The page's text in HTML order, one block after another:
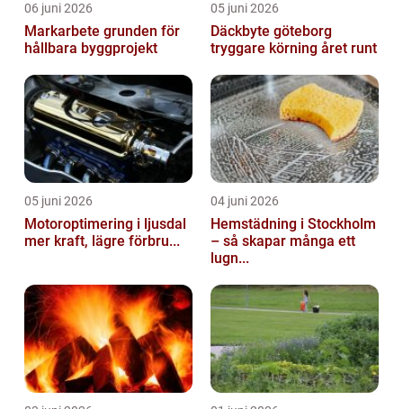
06 juni 2026
Markarbete grunden för
hållbara byggprojekt
05 juni 2026
Däckbyte göteborg
tryggare körning året runt
05 juni 2026
Motoroptimering i ljusdal
mer kraft, lägre förbru...
04 juni 2026
Hemstädning i Stockholm
– så skapar många ett
lugn...